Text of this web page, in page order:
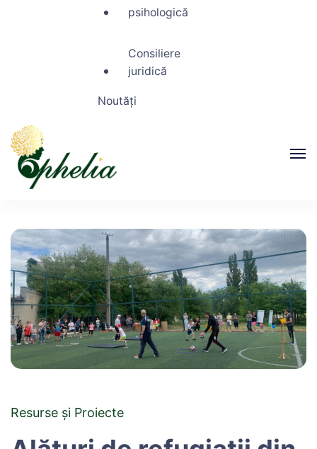
psihologică
Consiliere
juridică
Noutăți
Resurse și Proiecte